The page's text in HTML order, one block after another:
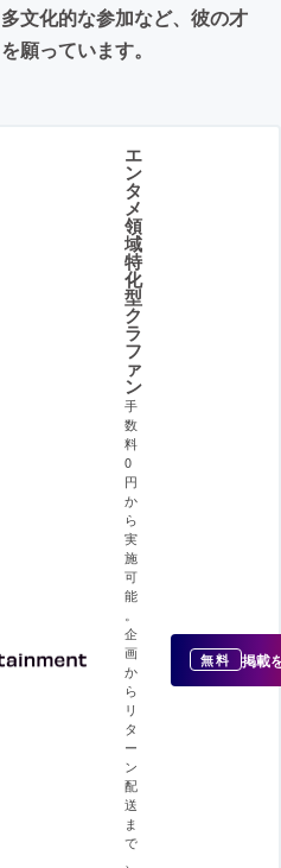
文化的な参加など、彼の才
願っています。
エ
ン
タ
メ
領
域
特
化
型
ク
ラ
フ
ァ
ン
手
数
料
0
円
か
ら
実
施
可
能
企
画
か
ら
リ
タ
ー
ン
配
送
ま
で
無料 掲載